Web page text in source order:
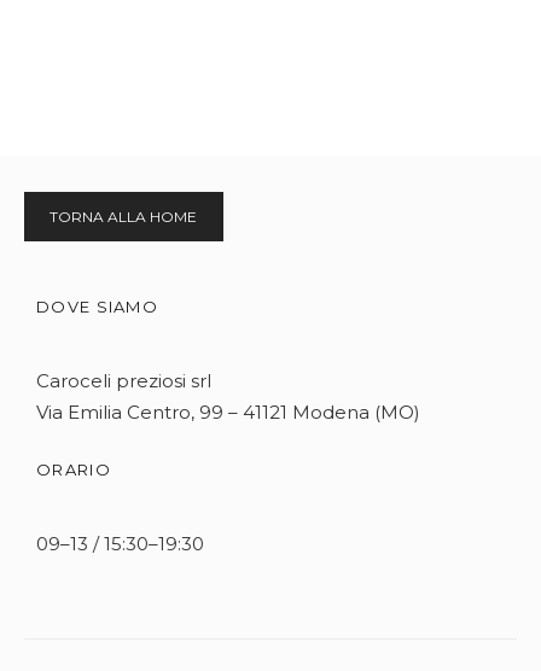
TORNA ALLA HOME
DOVE SIAMO
Caroceli preziosi srl
Via Emilia Centro, 99 – 41121 Modena (MO)
ORARIO
09–13 / 15:30–19:30